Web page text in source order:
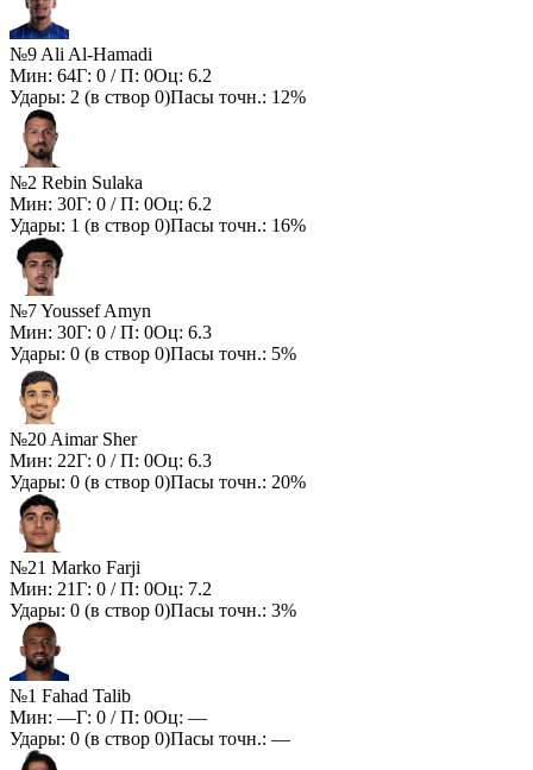
№9 Ali Al-Hamadi
Мин: 64Г: 0 / П: 0Оц: 6.2
Удары: 2 (в створ 0)Пасы точн.: 12%
№2 Rebin Sulaka
Мин: 30Г: 0 / П: 0Оц: 6.2
Удары: 1 (в створ 0)Пасы точн.: 16%
№7 Youssef Amyn
Мин: 30Г: 0 / П: 0Оц: 6.3
Удары: 0 (в створ 0)Пасы точн.: 5%
№20 Aimar Sher
Мин: 22Г: 0 / П: 0Оц: 6.3
Удары: 0 (в створ 0)Пасы точн.: 20%
№21 Marko Farji
Мин: 21Г: 0 / П: 0Оц: 7.2
Удары: 0 (в створ 0)Пасы точн.: 3%
№1 Fahad Talib
Мин: —Г: 0 / П: 0Оц: —
Удары: 0 (в створ 0)Пасы точн.: —